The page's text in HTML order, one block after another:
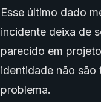
Esse último dado
incidente deixa de
parecido em
identidade não são
problema.